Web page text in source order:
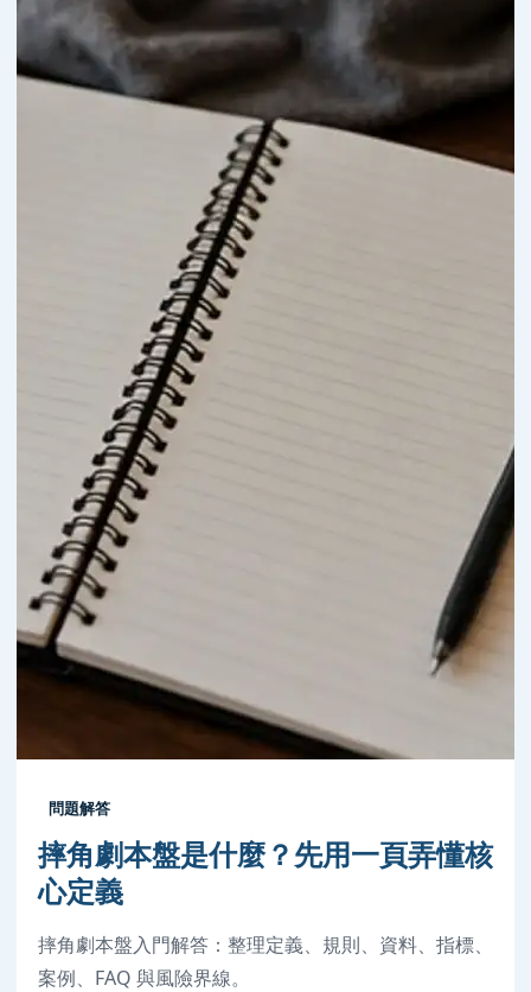
問題解答
摔角劇本盤是什麼？先用一頁弄懂核
心定義
摔角劇本盤入門解答：整理定義、規則、資料、指標、
案例、FAQ 與風險界線。